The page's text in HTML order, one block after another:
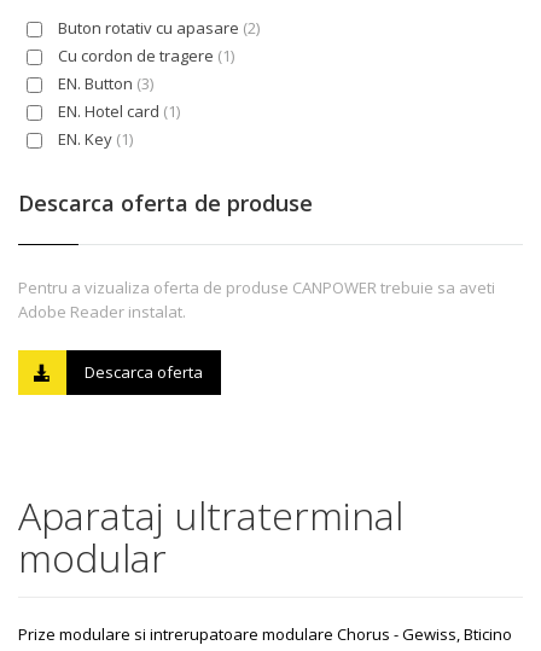
Buton rotativ cu apasare (2)
Cu cordon de tragere (1)
EN. Button (3)
EN. Hotel card (1)
EN. Key (1)
EN. Push button/touch control button
EN. Rocker/button(58)
EN. Touch control button
EN. Turn button (knob)
Descarca oferta de produse
Pentru a vizualiza oferta de produse CANPOWER trebuie sa aveti
Adobe Reader instalat.
Descarca oferta
Aparataj ultraterminal
modular
Prize modulare si intrerupatoare modulare Chorus - Gewiss, Bticino